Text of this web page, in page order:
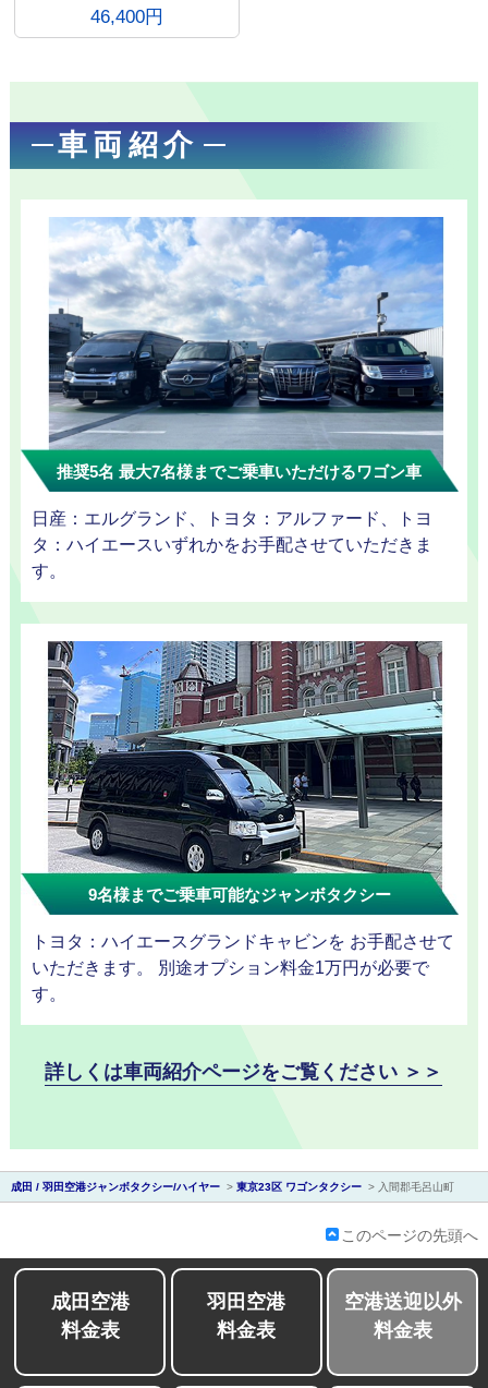
お勧め
送迎プ
ラン
ー
ディズニー
送迎
東
京
成
田
会社紹
介
46,400円
車両紹介
推奨5名 最大7名様までご乗車いただけるワゴン車
日産：エルグランド、トヨタ：アルファード、トヨ
タ：ハイエースいずれかをお手配させていただきま
す。
9名様までご乗車可能なジャンボタクシー
トヨタ：ハイエースグランドキャビンを お手配させて
いただきます。 別途オプション料金1万円が必要で
す。
詳しくは車両紹介ページをご覧ください ＞＞
成田 / 羽田空港ジャンボタクシー/ハイヤー > 東京23区 ワゴンタクシー > 入間郡毛呂山町
このページの先頭へ
成田空港
料金表
羽田空港
料金表
空港送迎以外
料金表